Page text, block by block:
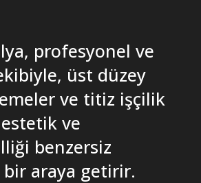
profesyonel ve
üst düzey
ve titiz işçilik
ve
benzersiz
araya getirir.